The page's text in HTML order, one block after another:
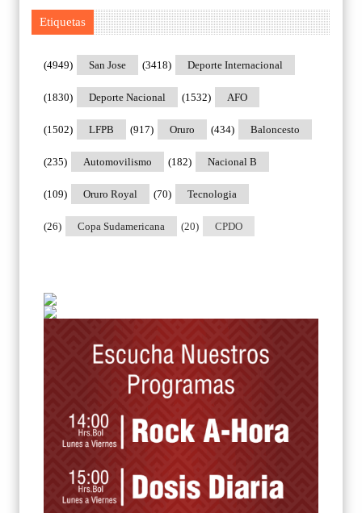
Etiquetas
San Jose
(4949) Deporte Internacional
(3418)
Deporte Nacional
(1830) AFO
(1532)
LFPB
(1502) Oruro
(917) Baloncesto
(434)
Automovilismo
(235) Nacional B
(182)
Oruro Royal
(109) Tecnologia
(70)
Copa Sudamericana
(26) CPDO
(20)